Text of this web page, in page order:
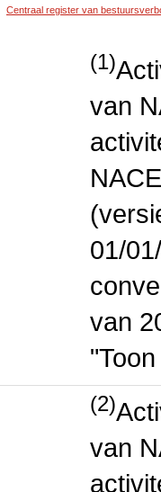
Centraal register van
(1)
van
01/
van
(2)
van